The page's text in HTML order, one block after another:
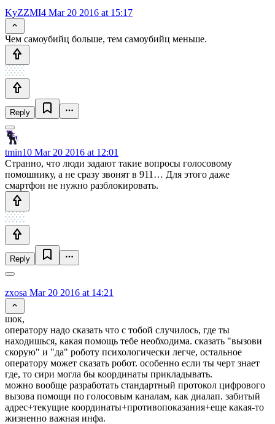
KyZZMI4 Mar 20 2016 at 15:17
Чем самоубийц больше, тем самоубийц меньше.
Reply
tmin10 Mar 20 2016 at 12:01
Странно, что люди задают такие вопросы голосовому
помошнику, а не сразу звонят в 911… Для этого даже
смартфон не нужно разблокировать.
Reply
zxosa Mar 20 2016 at 14:21
шок,
оператору надо сказать что с тобой случилось, где ты
находишься, какая помощь тебе необходима. сказать "вызови
скорую" и "да" роботу психологически легче, остальное
оператору может сказать робот. особенно если ты черт знает
где, то сири могла бы координаты прикладывать.
можно вообще разработать стандартный протокол цифрового
вызова помощи по голосовым каналам, как диалап. забитый
адрес+текущие координаты+противопоказания+еще какая-то
жизненно важная инфа.